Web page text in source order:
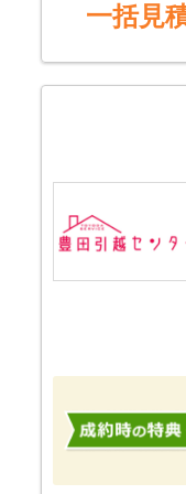
一括見